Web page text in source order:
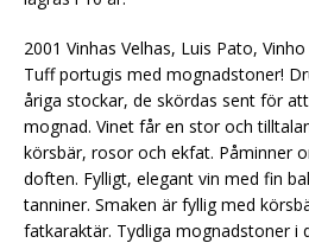
2001 Vinhas Velhas, Luis Pato,
Tuff portugis med mognadstoner!
åriga stockar, de skördas sent för
mognad. Vinet får en stor och
körsbär, rosor och ekfat. Påminner
doften. Fylligt, elegant vin med fin
tanniner. Smaken är fyllig med
fatkaraktär. Tydliga mognadstoner i